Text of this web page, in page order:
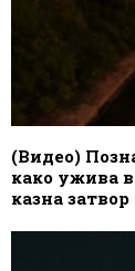
(Видео)
како ужива
казна